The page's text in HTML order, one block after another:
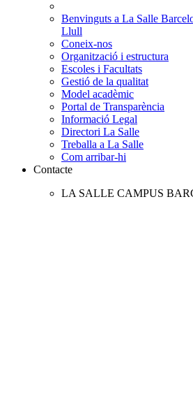
Benvinguts a La Salle
Llull
Coneix-nos
Organització i estructura
Escoles i Facultats
Gestió de la qualitat
Model acadèmic
Portal de Transparència
Informació Legal
Directori La Salle
Treballa a La Salle
Com arribar-hi
Contacte
LA SALLE CAMPUS